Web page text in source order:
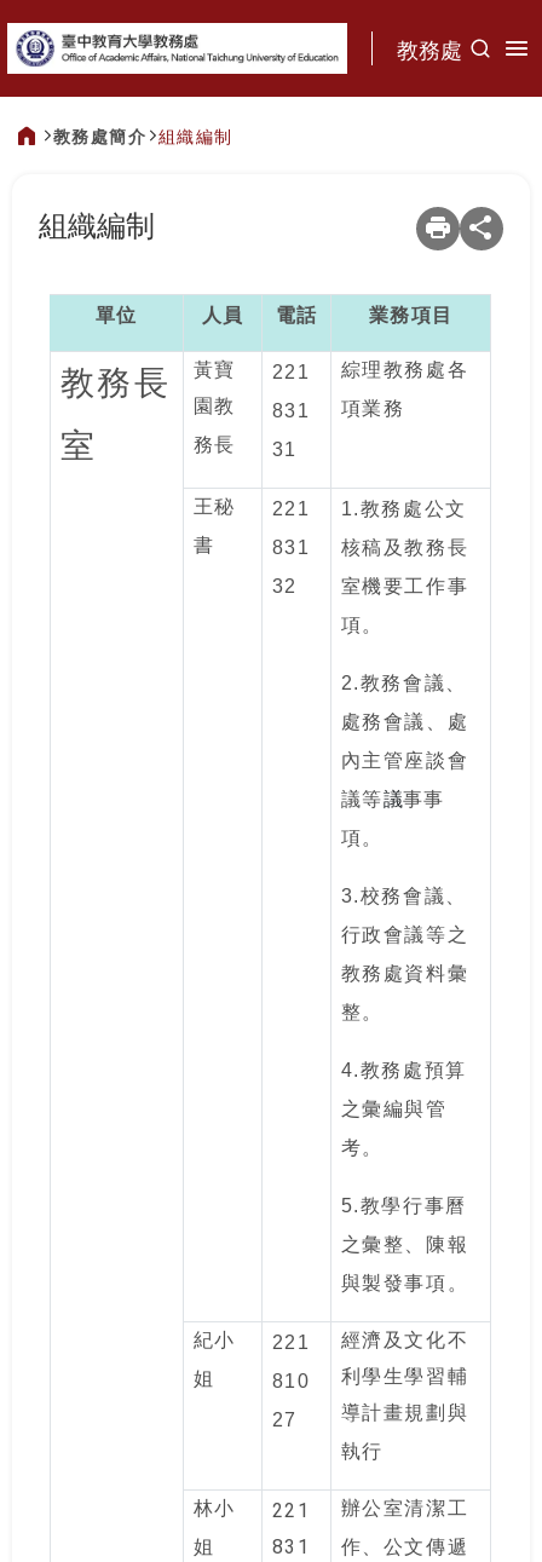
教務處
教務處簡介 組織編制
組織編制
單位 人員 電話 業務項目
教務長
室
黃寶
園教
務長
221
831
31
綜理教務處各
項業務
王秘
書
221
831
32
1.教務處公文
核稿及教務長
室機要工作事
項。
2.教務會議、
處務會議、處
內主管座談會
議等議事事
項。
3.校務會議、
行政會議等之
教務處資料彙
整。
4.教務處預算
之彙編與管
考。
5.教學行事曆
之彙整、陳報
與製發事項。
紀小
姐
221
810
27
經濟及文化不
利學生學習輔
導計畫規劃與
執行
林小
姐
221
831
辦公室清潔工
作、公文傳遞